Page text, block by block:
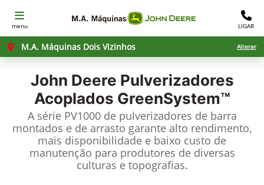
menu LIGAR
M.A. Máquinas Dois Vizinhos Alterar
John Deere Pulverizadores
Acoplados GreenSystem™
A série PV1000 de pulverizadores de barra
montados e de arrasto garante alto rendimento,
mais disponibilidade e baixo custo de
manutenção para produtores de diversas
culturas e topografias.